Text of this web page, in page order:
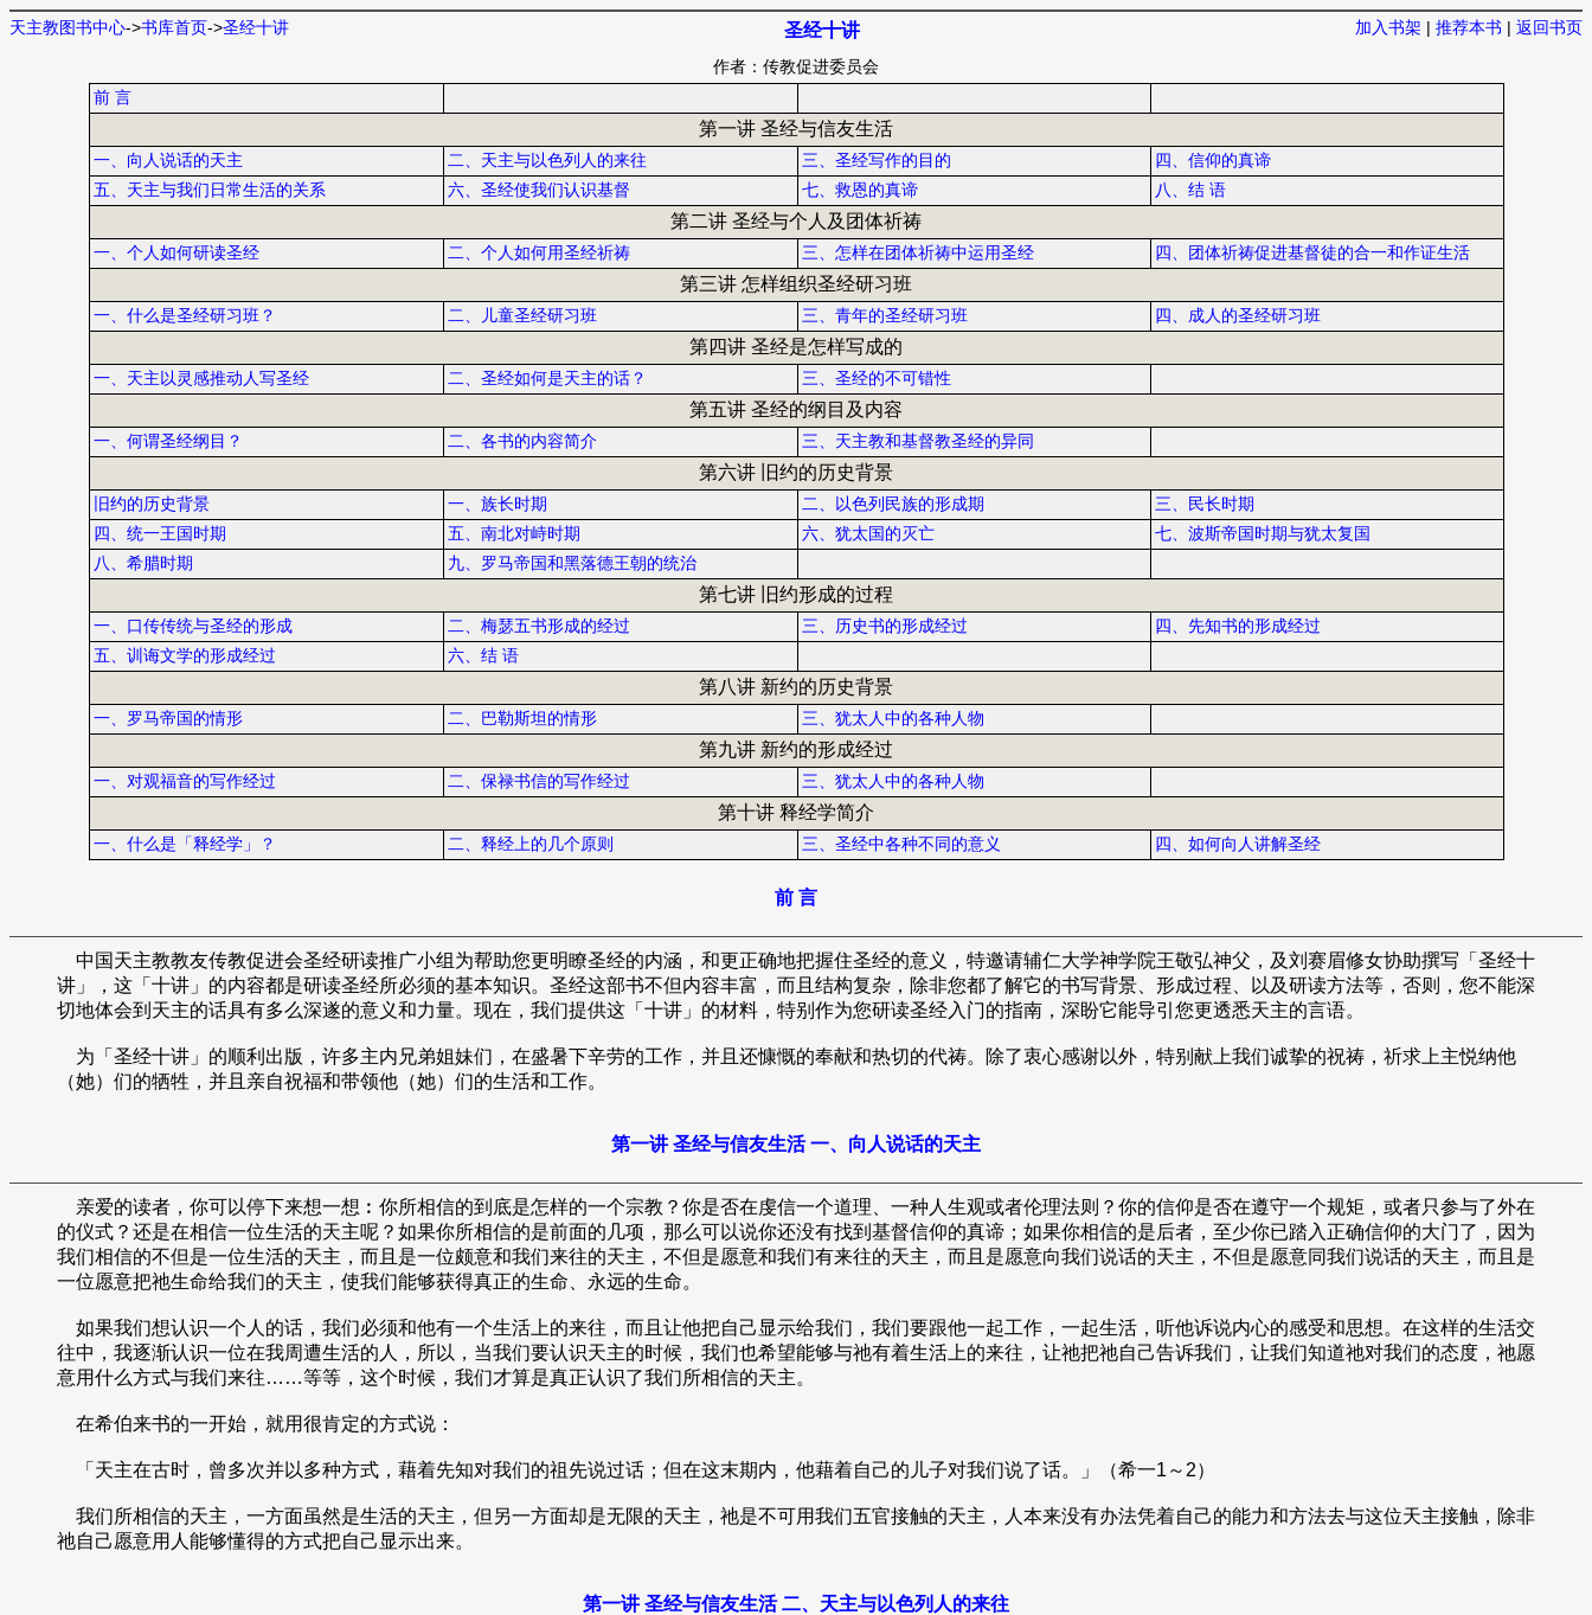
天主教图书中心->书库首页->圣经十讲 加入书架 | 推荐本书 | 返回书页
圣经十讲
作者：传教促进委员会
前 言
第一讲 圣经与信友生活
一、向人说话的天主 二、天主与以色列人的来往 三、圣经写作的目的
四、信仰的真谛
五、天主与我们日常生活的关系
六、圣经使我们认识基督 七、救恩的真谛 八、结 语
第二讲 圣经与个人及团体祈祷
一、个人如何研读圣经 二、个人如何用圣经祈祷 三、怎样在团体祈祷中运用圣经 四、团体祈祷促进基督徒的合一和作证生活
第三讲 怎样组织圣经研习班
一、什么是圣经研习班？ 二、儿童圣经研习班 三、青年的圣经研习班 四、成人的圣经研习班
第四讲 圣经是怎样写成的
一、天主以灵感推动人写圣经 二、圣经如何是天主的话？ 三、圣经的不可错性
第五讲 圣经的纲目及内容
一、何谓圣经纲目？ 二、各书的内容简介 三、天主教和基督教圣经的异同
第六讲 旧约的历史背景
旧约的历史背景 一、族长时期 二、以色列民族的形成期
三、民长时期
四、统一王国时期
五、南北对峙时期 六、犹太国的灭亡
七、波斯帝国时期与犹太复国
八、希腊时期
九、罗马帝国和黑落德王朝的统治
第七讲 旧约形成的过程
一、口传传统与圣经的形成 二、梅瑟五书形成的经过 三、历史书的形成经过
四、先知书的形成经过
五、训诲文学的形成经过
六、结 语
第八讲 新约的历史背景
一、罗马帝国的情形 二、巴勒斯坦的情形 三、犹太人中的各种人物
第九讲 新约的形成经过
一、对观福音的写作经过 二、保禄书信的写作经过 三、犹太人中的各种人物
第十讲 释经学简介
一、什么是「释经学」？ 二、释经上的几个原则 三、圣经中各种不同的意义 四、如何向人讲解圣经
前 言
中国天主教教友传教促进会圣经研读推广小组为帮助您更明瞭圣经的内涵，和更正确地把握住圣经的意义，特邀请辅仁大学神学院王敬弘神父，及刘赛眉修女协助撰写「圣经十
讲」，这「十讲」的内容都是研读圣经所必须的基本知识。圣经这部书不但内容丰富，而且结构复杂，除非您都了解它的书写背景、形成过程、以及研读方法等，否则，您不能深
切地体会到天主的话具有多么深遂的意义和力量。现在，我们提供这「十讲」的材料，特别作为您研读圣经入门的指南，深盼它能导引您更透悉天主的言语。
为「圣经十讲」的顺利出版，许多主内兄弟姐妹们，在盛暑下辛劳的工作，并且还慷慨的奉献和热切的代祷。除了衷心感谢以外，特别献上我们诚挚的祝祷，祈求上主悦纳他
（她）们的牺牲，并且亲自祝福和带领他（她）们的生活和工作。
第一讲 圣经与信友生活 一、向人说话的天主
亲爱的读者，你可以停下来想一想︰你所相信的到底是怎样的一个宗教？你是否在虔信一个道理、一种人生观或者伦理法则？你的信仰是否在遵守一个规矩，或者只参与了外在
的仪式？还是在相信一位生活的天主呢？如果你所相信的是前面的几项，那么可以说你还没有找到基督信仰的真谛；如果你相信的是后者，至少你已踏入正确信仰的大门了，因为
我们相信的不但是一位生活的天主，而且是一位颇意和我们来往的天主，不但是愿意和我们有来往的天主，而且是愿意向我们说话的天主，不但是愿意同我们说话的天主，而且是
一位愿意把祂生命给我们的天主，使我们能够获得真正的生命、永远的生命。
如果我们想认识一个人的话，我们必须和他有一个生活上的来往，而且让他把自己显示给我们，我们要跟他一起工作，一起生活，听他诉说内心的感受和思想。在这样的生活交
往中，我逐渐认识一位在我周遭生活的人，所以，当我们要认识天主的时候，我们也希望能够与祂有着生活上的来往，让祂把祂自己告诉我们，让我们知道祂对我们的态度，祂愿
意用什么方式与我们来往……等等，这个时候，我们才算是真正认识了我们所相信的天主。
在希伯来书的一开始，就用很肯定的方式说：
「天主在古时，曾多次并以多种方式，藉着先知对我们的祖先说过话；但在这末期内，他藉着自己的儿子对我们说了话。」（希一1～2）
我们所相信的天主，一方面虽然是生活的天主，但另一方面却是无限的天主，祂是不可用我们五官接触的天主，人本来没有办法凭着自己的能力和方法去与这位天主接触，除非
祂自己愿意用人能够懂得的方式把自己显示出来。
第一讲 圣经与信友生活 二、天主与以色列人的来往